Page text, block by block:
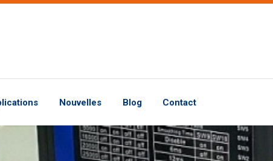
Nouvelles Blog Contact